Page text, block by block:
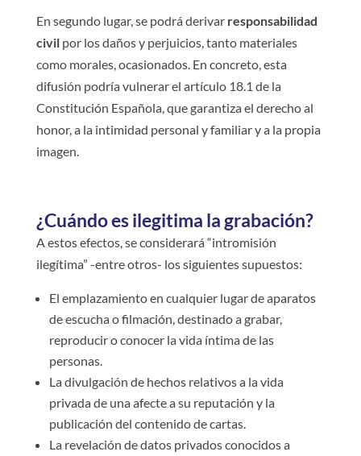
En segundo lugar, se podrá derivarresponsabilidad
civil por los daños y perjuicios, tanto materiales
como morales, ocasionados. En concreto, esta
difusión podría vulnerar el artículo 18.1 de la
Constitución Española, que garantiza el derecho al
honor, a la intimidad personal y familiar y a la propia
imagen.
¿Cuándo es ilegitima la grabación?
A estos efectos, se considerará “intromisión
ilegítima” -entre otros- los siguientes supuestos:
El emplazamiento en cualquier lugar de aparatos
de escucha o filmación, destinado a grabar,
reproducir o conocer la vida íntima de las
personas.
La divulgación de hechos relativos a la vida
privada de una afecte a su reputación y la
publicación del contenido de cartas.
La revelación de datos privados conocidos a